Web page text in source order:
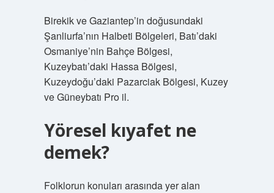
Birekik ve Gaziantep’in doğusundaki
Şanliurfa’nın Halbeti Bölgeleri, Batı’daki
Osmaniye’nin Bahçe Bölgesi,
Kuzeybatı’daki Hassa Bölgesi,
Kuzeydoğu’daki Pazarciak Bölgesi, Kuzey
ve Güneybatı Pro il.
Yöresel kıyafet ne
demek?
Folklorun konuları arasında yer alan